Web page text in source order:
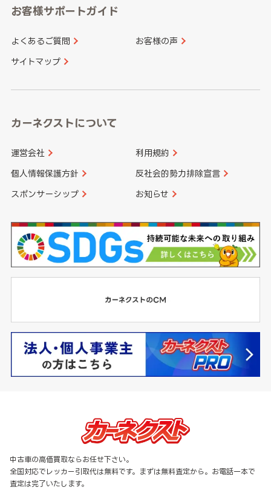
愛知県
和歌山県
山口県
香川県 愛媛県
長崎県
大分県 宮崎県
お客様サポートガイド
よくあるご質問 お客様の声
サイトマップ
カーネクストについて
運営会社 利用規約
個人情報保護方針 反社会的勢力排除宣言
スポンサーシップ お知らせ
中古車の高価買取ならお任せ下さい。
全国対応でレッカー引取代は無料です。まずは無料査定から。お電話一本で
査定は完了いたします。